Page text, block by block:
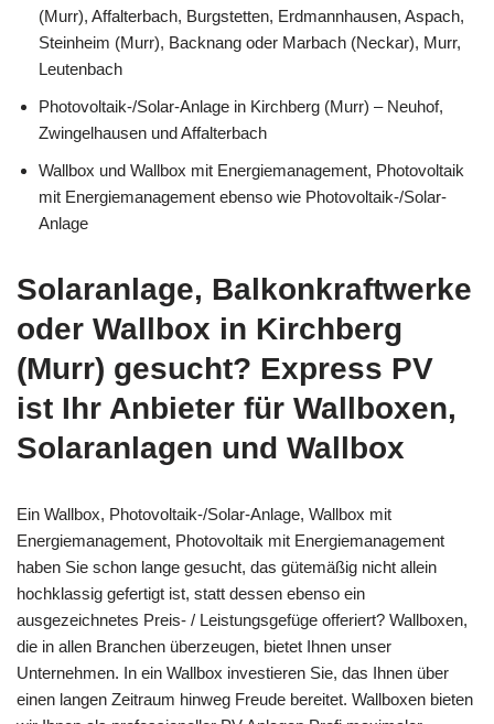
(Murr), Affalterbach, Burgstetten, Erdmannhausen, Aspach,
Steinheim (Murr), Backnang oder Marbach (Neckar), Murr,
Leutenbach
Photovoltaik-/Solar-Anlage in Kirchberg (Murr) – Neuhof,
Zwingelhausen und Affalterbach
Wallbox und Wallbox mit Energiemanagement, Photovoltaik
mit Energiemanagement ebenso wie Photovoltaik-/Solar-
Anlage
Solaranlage, Balkonkraftwerke
oder Wallbox in Kirchberg
(Murr) gesucht? Express PV
ist Ihr Anbieter für Wallboxen,
Solaranlagen und Wallbox
Ein Wallbox, Photovoltaik-/Solar-Anlage, Wallbox mit
Energiemanagement, Photovoltaik mit Energiemanagement
haben Sie schon lange gesucht, das gütemäßig nicht allein
hochklassig gefertigt ist, statt dessen ebenso ein
ausgezeichnetes Preis- / Leistungsgefüge offeriert? Wallboxen,
die in allen Branchen überzeugen, bietet Ihnen unser
Unternehmen. In ein Wallbox investieren Sie, das Ihnen über
einen langen Zeitraum hinweg Freude bereitet. Wallboxen bieten